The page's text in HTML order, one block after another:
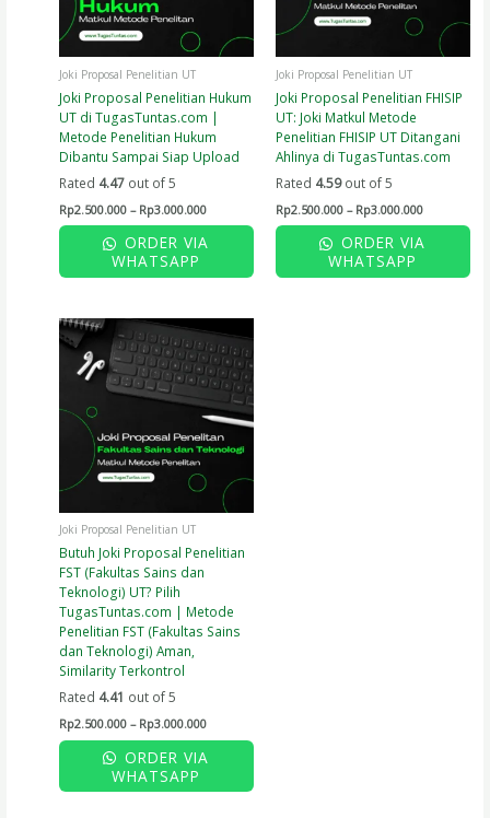
Joki Proposal Penelitian UT
Joki Proposal Penelitian Hukum
UT di TugasTuntas.com |
Metode Penelitian Hukum
Dibantu Sampai Siap Upload
Rated 4.47out of 5
Rp2.500.000 – Rp3.000.000
chosen
product
page
ORDER VIA
WHATSAPP
Joki Proposal Penelitian UT
Joki Proposal Penelitian FHISIP
UT: Joki Matkul Metode
Penelitian FHISIP UT Ditangani
Ahlinya di TugasTuntas.com
Rated 4.59out of 5
Rp2.500.000 – Rp3.000.000
be
chosen
product
ORDER VIA
WHATSAPP
Joki Proposal Penelitian UT
Butuh Joki Proposal Penelitian
FST (Fakultas Sains dan
Teknologi) UT? Pilih
TugasTuntas.com | Metode
Penelitian FST (Fakultas Sains
dan Teknologi) Aman,
Similarity Terkontrol
Rated 4.41 out of 5
Rp2.500.000 – Rp3.000.000
Price
range:
Rp2.500.000
through
Rp3.000.000
This
product
has
multiple
variants.
The
options
be
chosen
the
product
ORDER VIA
WHATSAPP